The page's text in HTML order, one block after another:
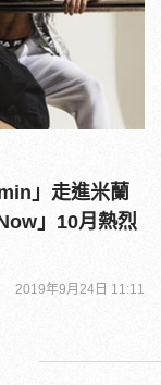
」走進米蘭
」10月熱烈
2019年9月24日 11:11